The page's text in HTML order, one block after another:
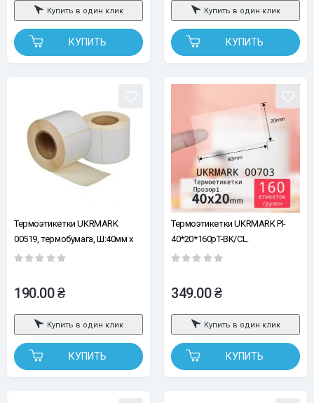
КУПИТЬ
Купить в один клик
КУПИТЬ
Купить в один клик
Термоэтикетки UKRMARK
00519, термобумага, Ш:40мм х
В:25мм, рул.200шт, белые,
190.00 ₴
КУПИТЬ
Купить в один клик
Термоэтикетки UKRMARK Pl-
40*20*160pT-BK/CL.
полипропилен, Ш:40мм х
349.00 ₴
КУПИТЬ
Купить в один клик